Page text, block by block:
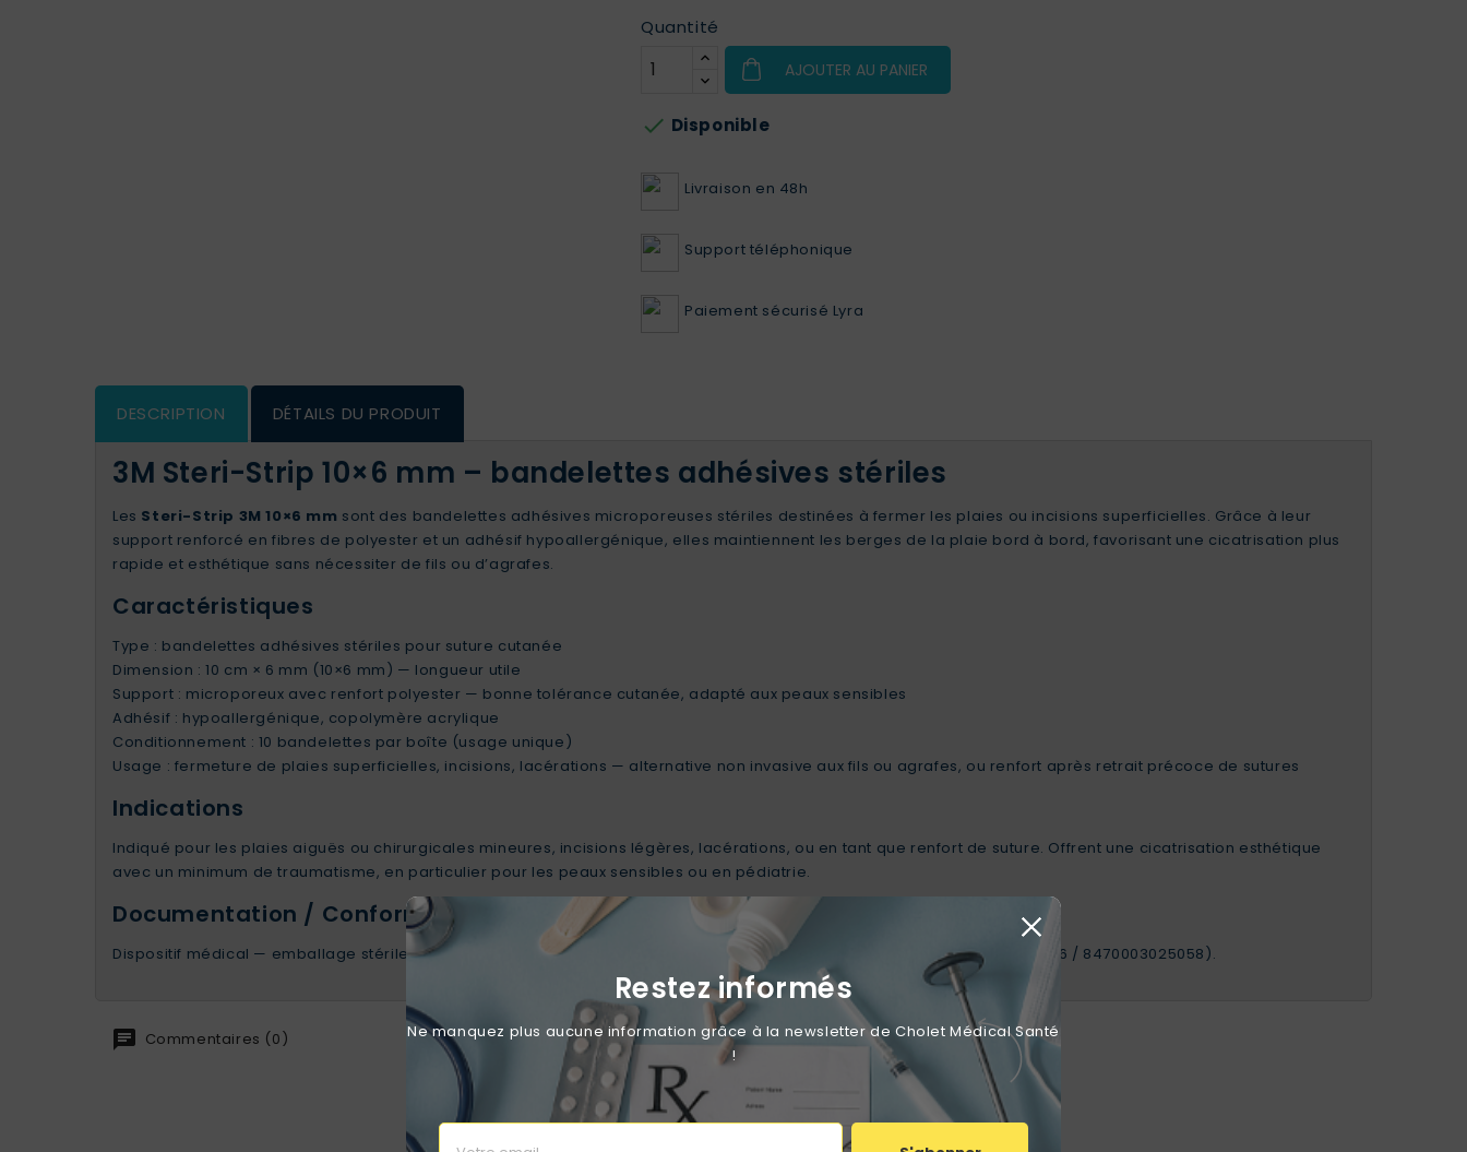
Restez informés
Ne manquez plus aucune information grâce à la newsletter de Cholet Médical Santé
!
Quantité
AJOUTER AU PANIER
 Disponible
Livraison en 48h
Support téléphonique
Paiement sécurisé Lyra
DESCRIPTION DÉTAILS DU PRODUIT
3M Steri-Strip 10×6 mm – bandelettes adhésives stériles
Les Steri-Strip 3M 10×6 mm sont des bandelettes adhésives microporeuses stériles destinées à fermer les plaies ou incisions superficielles. Grâce à leur
support renforcé en fibres de polyester et un adhésif hypoallergénique, elles maintiennent les berges de la plaie bord à bord, favorisant une cicatrisation plus
rapide et esthétique sans nécessiter de fils ou d’agrafes.
Caractéristiques
Type : bandelettes adhésives stériles pour suture cutanée
Dimension : 10 cm × 6 mm (10×6 mm) — longueur utile
Support : microporeux avec renfort polyester — bonne tolérance cutanée, adapté aux peaux sensibles
Adhésif : hypoallergénique, copolymère acrylique
Conditionnement : 10 bandelettes par boîte (usage unique)
Usage : fermeture de plaies superficielles, incisions, lacérations — alternative non invasive aux fils ou agrafes, ou renfort après retrait précoce de sutures
Indications
Indiqué pour les plaies aiguës ou chirurgicales mineures, incisions légères, lacérations, ou en tant que renfort de suture. Offrent une cicatrisation esthétique
avec un minimum de traumatisme, en particulier pour les peaux sensibles ou en pédiatrie.
Documentation / Conformité
Dispositif médical — emballage stérile, support microporeux conforme aux normes 3M pour sutures adhésives (réf. STR1546 / 8470003025058).
Commentaires (0)
Aucun avis n'a été publié pour le moment.